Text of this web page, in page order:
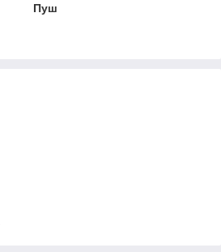
Пуш